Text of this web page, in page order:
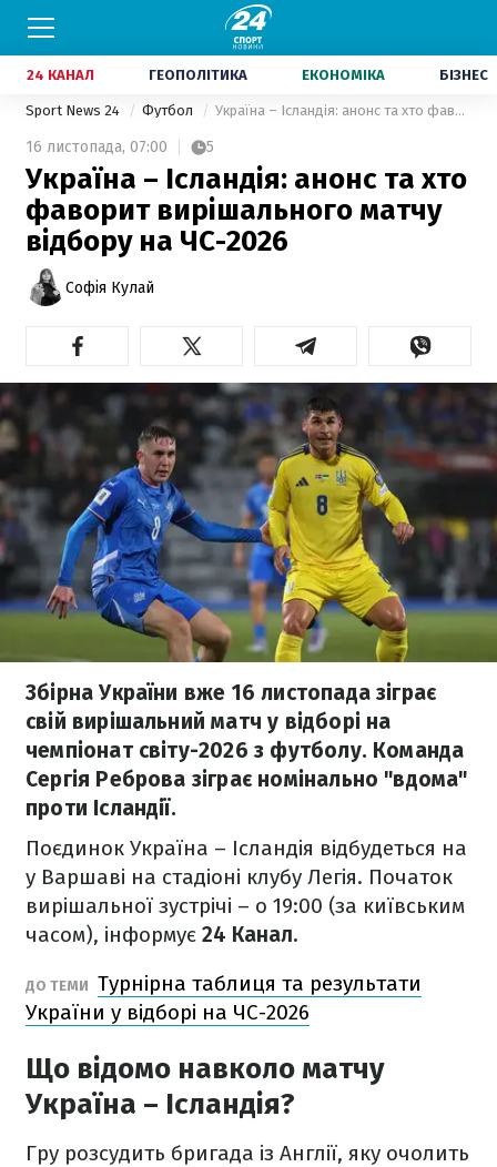
24 КАНАЛ ГЕОПОЛІТИКА ЕКОНОМІКА БІЗНЕС
Sport News 24 Футбол Україна – Ісландія: анонс та хто фаворит вирішального матчу відбору на ЧС-2026
16 листопада, 07:00 5
Україна – Ісландія: анонс та хто
фаворит вирішального матчу
відбору на ЧС-2026
Софія Кулай
Збірна України вже 16 листопада зіграє
свій вирішальний матч у відборі на
чемпіонат світу-2026 з футболу. Команда
Сергія Реброва зіграє номінально "вдома"
проти Ісландії.
Поєдинок Україна – Ісландія відбудеться на
у Варшаві на стадіоні клубу Легія. Початок
вирішальної зустрічі – о 19:00 (за київським
часом), інформує 24 Канал.
ДО ТЕМИ Турнірна таблиця та результати
України у відборі на ЧС-2026
Що відомо навколо матчу
Україна – Ісландія?
Гру розсудить бригада із Англії, яку очолить